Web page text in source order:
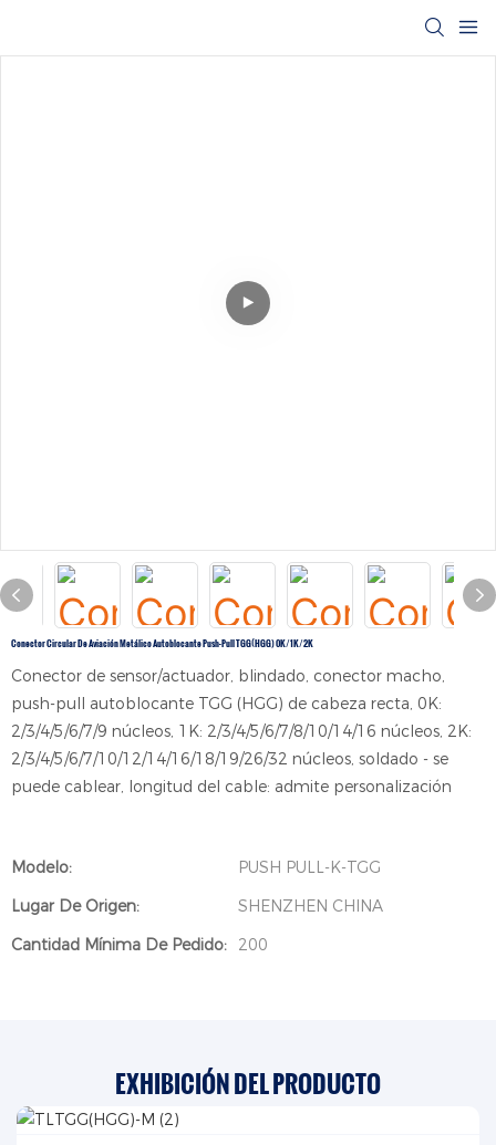
Conector Circular De Aviación Metálico Autoblocante Push-Pull TGG(HGG) 0K/1K/2K
Conector de sensor/actuador, blindado, conector macho,
push-pull autoblocante TGG (HGG) de cabeza recta, 0K:
2/3/4/5/6/7/9 núcleos, 1K: 2/3/4/5/6/7/8/10/14/16 núcleos, 2K:
2/3/4/5/6/7/10/12/14/16/18/19/26/32 núcleos, soldado - se
puede cablear, longitud del cable: admite personalización
Modelo:
PUSH PULL-K-TGG
Lugar De Origen:
SHENZHEN CHINA
Cantidad Mínima De Pedido:
200
EXHIBICIÓN DEL PRODUCTO